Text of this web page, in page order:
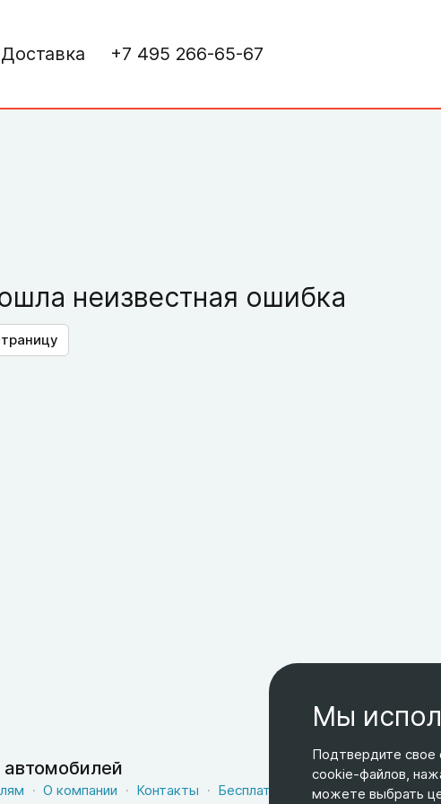
Доставка +7 495 266-65-67
неизвестная ошибка
автомобилей
О компании Контакты Бесплатная доставка
Оферта
Мы
Подтвердите свое
cookie-файлов,
можете выбрать